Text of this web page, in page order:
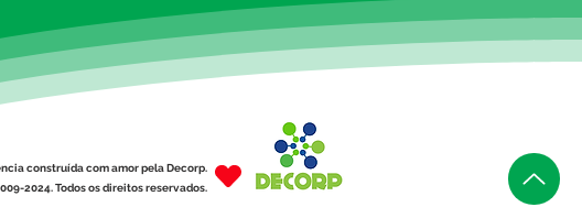
construída com amor pela Decorp.
2024. Todos os direitos reservados.